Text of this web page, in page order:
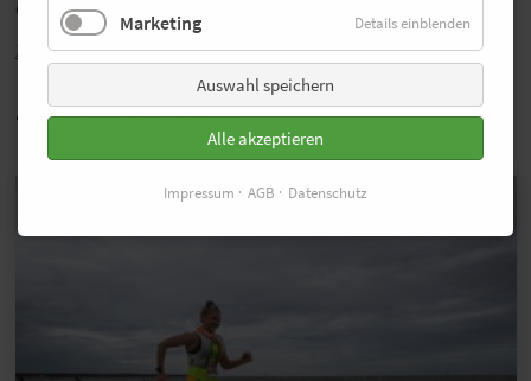
Gebreslase (Äthiopien/2:18:11).
Zurück
auch Interessant
Marketing Details einblenden
Auswahl speichern
Alle akzeptieren
Impressum AGB Datenschutz